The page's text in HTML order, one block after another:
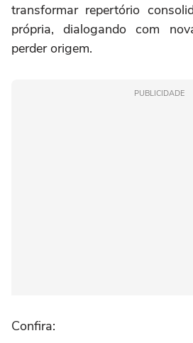
transformar repertório
própria, dialogando com
perder origem.
PUBLICIDADE
Confira: